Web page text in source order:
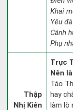
Khai
Yêu
Cánh
Phụ
Thập
Nhị Kiến
Trực
Nên
Táo
hay
làm lò